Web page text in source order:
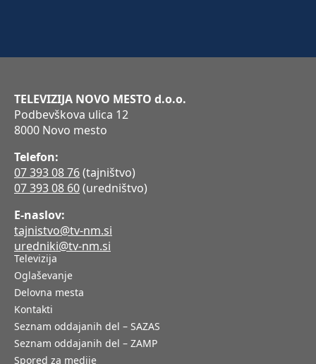
TELEVIZIJA NOVO MESTO d.o.o.
Podbevškova ulica 12
8000 Novo mesto
Telefon:
07 393 08 76(tajništvo)
07 393 08 60(uredništvo)
E-naslov:
tajnistvo@tv-nm.si
uredniki@tv-nm.si
Televizija
Oglaševanje
Delovna mesta
Kontakti
Seznam oddajanih del – SAZAS
Seznam oddajanih del – ZAMP
Spored za medije